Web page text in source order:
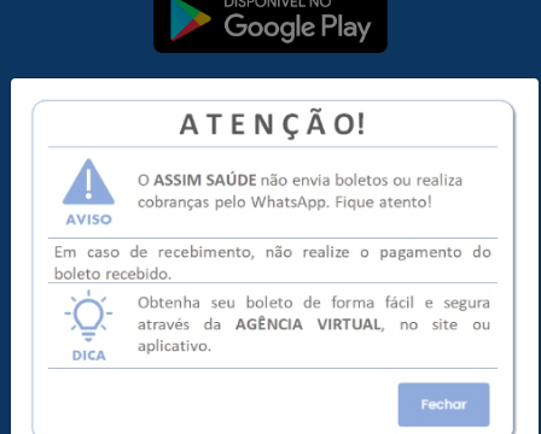
Seja nosso cliente
> Médica
> Odontológica
Redes de Atendimento
> Médica
> Odontológica
Agência Virtual
Saúde e Bem-estar